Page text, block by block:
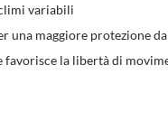
variabili
una maggiore protezione
favorisce la libertà di